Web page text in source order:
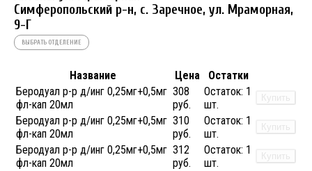
Симферопольский р-н, с. Заречное, ул. Мраморная,
9-Г
ВЫБРАТЬ ОТДЕЛЕНИЕ
Название Цена
Остатки
Беродуал р-р д/инг 0,25мг+0,5мг
фл-кап 20мл
308
руб.
Остаток: 1
шт.
Купить
Беродуал р-р д/инг 0,25мг+0,5мг
фл-кап 20мл
310
руб.
Остаток: 1
шт.
Купить
Беродуал р-р д/инг 0,25мг+0,5мг
фл-кап 20мл
312
руб.
Остаток: 1
шт.
Купить